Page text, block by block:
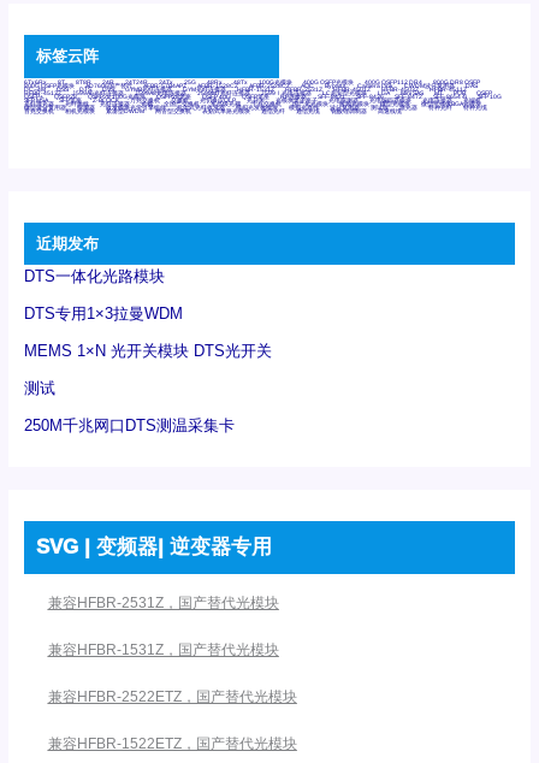
标签云阵
6Tx6Rx 8T 8T8R 24R 24T24R 24Tx 25G 48Rx 48Tx 100G光模块 400G OSFP光模块 400G QSFP112 DR4 800G DR8 OSFP
800G OSFP光模块 AD7606国产替代 AFBR-57B4APZ AFBR-1528CZ AFBR-2528CZ AOC Bypass Camera Link CWDM波分复用器 DAS
DC~4M DSS DTS DVS GYMB光纤连接器 GYM光纤连接器 HFBR-1531Z HFBR-2531Z HFBR-4501Z HFBR-4503Z HFBR-4511Z
HFBR-4513Z J599A6光纤连接器 J599A8光电连接器 J599MT光纤连接器 J599Ⅰ光电连接器 LC超短型光模块 LGA Mini SAS MT POB QSFP
QSFP+ QSFP28 QSFP28 100G光模块 QSFP28笼座 QSFP 40G QSFP笼座 RP连接器 SFF-8431 SFF-8436 SFF-8472 SFF-8654 4i SFP 10G
SFP MSA SFP笼座 Z-BLOCK 万兆交换机 交换机 光切换仪OLP 光开关 光模块笼子座子 光电探测器 光电编码器模块 光电连接器 光端机
光纤激光器 光纤跳线 光纤连接器 光耦 全国产交换机 军品级光耦 千兆交换机 国产化光模块 射频光模块 微型光模块 微型可插拔BGA光模块
微型波分复用器 探测器 收发模块光学引擎组件 机架式光纤收发器 模拟光发射模块 模拟光器件 波分复用器 测试版 激光器 特种光纤 特种光缆
百兆交换机 相机光模块 紧凑型DWDM 网管型交换机 表贴式单路光模块 通信光纤 通信光缆 铌酸锂调制器 高速线缆
近期发布
DTS一体化光路模块
DTS专用1×3拉曼WDM
MEMS 1×N 光开关模块 DTS光开关
测试
250M千兆网口DTS测温采集卡
SVG | 变频器| 逆变器专用
兼容HFBR-2531Z，国产替代光模块
兼容HFBR-1531Z，国产替代光模块
兼容HFBR-2522ETZ，国产替代光模块
兼容HFBR-1522ETZ，国产替代光模块